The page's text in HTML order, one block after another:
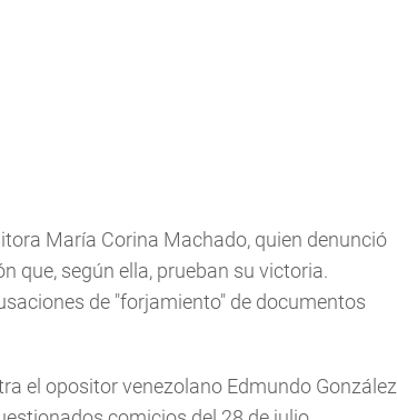
María Corina Machado, quien denunció
que, según ella, prueban su victoria.
de "forjamiento" de documentos
el opositor venezolano Edmundo González